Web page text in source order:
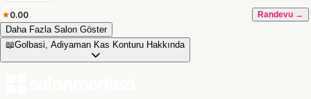
0.00 Randevu →
Daha Fazla Salon Göster
📖Golbasi, Adiyaman Kas Konturu Hakkında